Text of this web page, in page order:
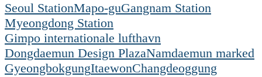
Seoul StationMapo-guGangnam Station
Myeongdong Station
Gimpo internationale lufthavn
Dongdaemun Design PlazaNamdaemun marked
GyeongbokgungItaewonChangdeoggung